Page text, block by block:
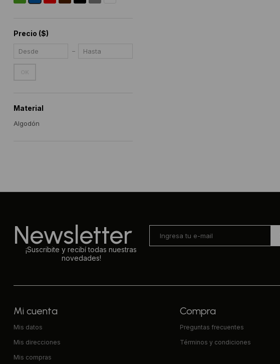
Precio ($)
Material
Algodón
Newsletter
¡Suscribite y recibí todas nuestras
novedades!
Mi cuenta
Mis datos
Mis direcciones
Mis compras
Compra
Preguntas frecuentes
Términos y condiciones